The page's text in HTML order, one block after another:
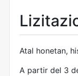
Erakutsi/
Atal honetan,
A partir del 3